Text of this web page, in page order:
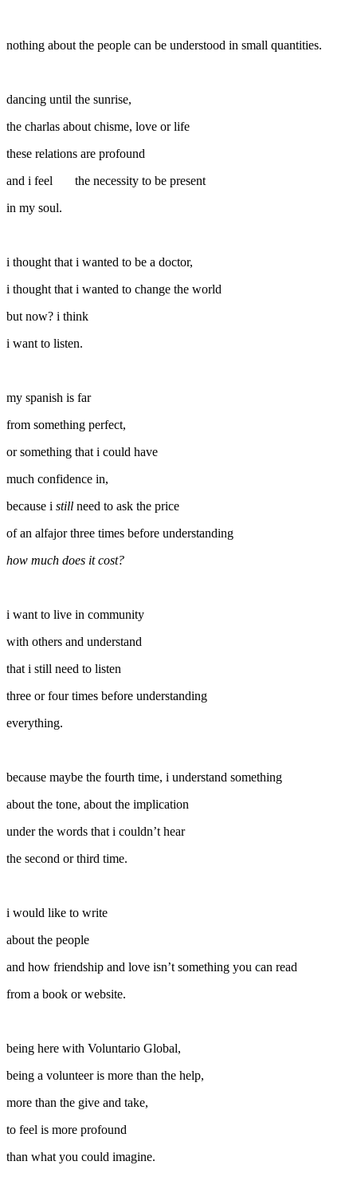
nothing about the people can be understood in small quantities.
dancing until the sunrise,
the charlas about chisme, love or life
these relations are profound
and i feel the necessity to be present
in my soul.
i thought that i wanted to be a doctor,
i thought that i wanted to change the world
but now? i think
i want to listen.
my spanish is far
from something perfect,
or something that i could have
much confidence in,
because i still need to ask the price
of an alfajor three times before understanding
how much does it cost?
i want to live in community
with others and understand
that i still need to listen
three or four times before understanding
everything.
because maybe the fourth time, i understand something
about the tone, about the implication
under the words that i couldn’t hear
the second or third time.
i would like to write
about the people
and how friendship and love isn’t something you can read
from a book or website.
being here with Voluntario Global,
being a volunteer is more than the help,
more than the give and take,
to feel is more profound
than what you could imagine.